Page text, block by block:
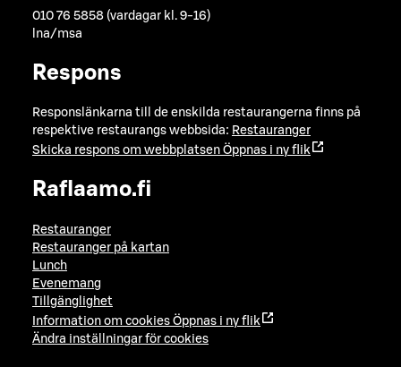
010 76 5858 (vardagar kl. 9-16)
lna/msa
Respons
Responslänkarna till de enskilda restaurangerna finns på
respektive restaurangs webbsida: Restauranger
Skicka respons om webbplatsen Öppnas i ny flik
Raflaamo.fi
Restauranger
Restauranger på kartan
Lunch
Evenemang
Tillgänglighet
Information om cookies Öppnas i ny flik
Ändra inställningar för cookies